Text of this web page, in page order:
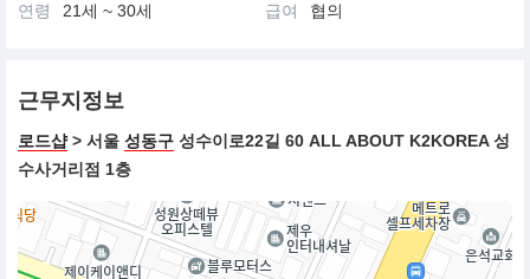
연령
21세 ~ 30세 급여 협의
근무지정보
로드샵> 서울 성동구 성수이로22길 60 ALL ABOUT K2KOREA 성
수사거리점 1층